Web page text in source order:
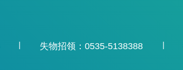
失物招领：0535-5138388